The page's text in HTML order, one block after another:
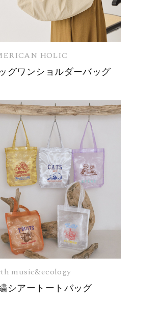
HOLIC
グワンショルダーバッグ
music&ecology
シアートートバッグ